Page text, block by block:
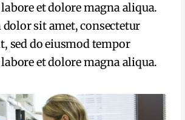
et dolore magna aliqua.
sit amet, consectetur
sed do eiusmod tempor
et dolore magna aliqua.